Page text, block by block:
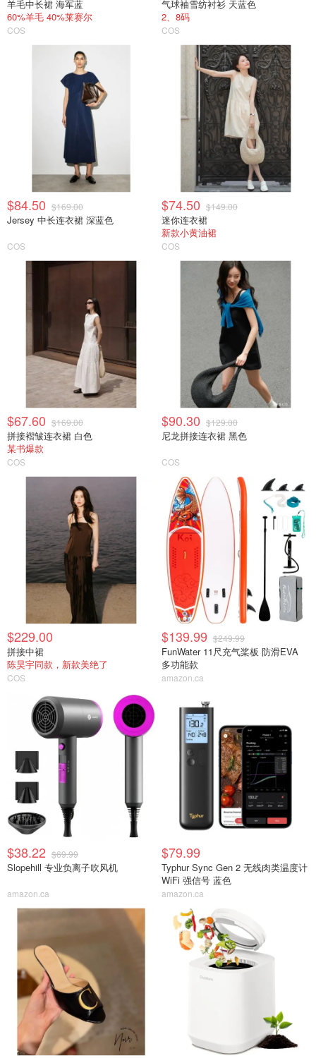
羊毛中长裙 海军蓝
60%羊毛 40%莱赛尔
COS
气球袖雪纺衬衫 天蓝色
2、8码
COS
$84.50 $169.00
Jersey 中长连衣裙 深蓝色
COS
$74.50 $149.00
迷你连衣裙
新款小黄油裙
COS
$67.60 $169.00
拼接褶皱连衣裙 白色
某书爆款
COS
$90.30 $129.00
尼龙拼接连衣裙 黑色
COS
$229.00
拼接中裙
陈昊宇同款，新款美绝了
COS
$139.99 $249.99
FunWater 11尺充气桨板 防滑EVA
多功能款
amazon.ca
$38.22 $69.99
Slopehill 专业负离子吹风机
amazon.ca
$79.99
Typhur Sync Gen 2 无线肉类温度计
WiFi 强信号 蓝色
amazon.ca